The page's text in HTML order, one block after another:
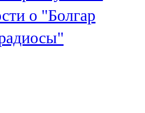
о "Болгар